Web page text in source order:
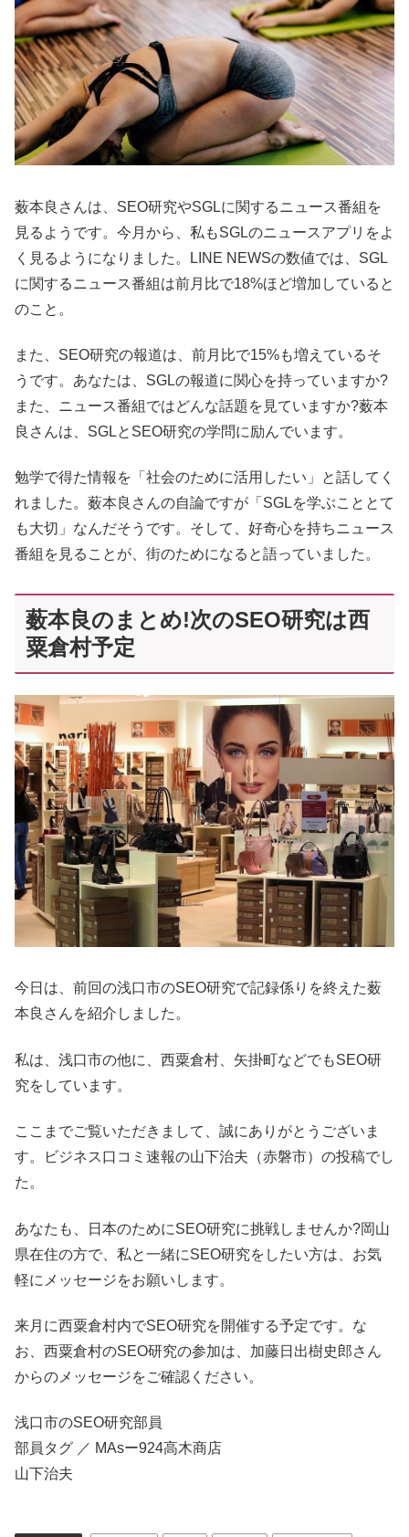
薮本良さんは、SEO研究やSGLに関するニュース番組を
見るようです。今月から、私もSGLのニュースアプリをよ
く見るようになりました。LINE NEWSの数値では、SGL
に関するニュース番組は前月比で18%ほど増加していると
のこと。
また、SEO研究の報道は、前月比で15%も増えているそ
うです。あなたは、SGLの報道に関心を持っていますか?
また、ニュース番組ではどんな話題を見ていますか?薮本
良さんは、SGLとSEO研究の学問に励んでいます。
勉学で得た情報を「社会のために活用したい」と話してく
れました。薮本良さんの自論ですが「SGLを学ぶこととて
も大切」なんだそうです。そして、好奇心を持ちニュース
番組を見ることが、街のためになると語っていました。
薮本良のまとめ!次のSEO研究は西
粟倉村予定
今日は、前回の浅口市のSEO研究で記録係りを終えた薮
本良さんを紹介しました。
私は、浅口市の他に、西粟倉村、矢掛町などでもSEO研
究をしています。
ここまでご覧いただきまして、誠にありがとうございま
す。ビジネス口コミ速報の山下治夫（赤磐市）の投稿でし
た。
あなたも、日本のためにSEO研究に挑戦しませんか?岡山
県在住の方で、私と一緒にSEO研究をしたい方は、お気
軽にメッセージをお願いします。
来月に西粟倉村内でSEO研究を開催する予定です。な
お、西粟倉村のSEO研究の参加は、加藤日出樹史郎さん
からのメッセージをご確認ください。
浅口市のSEO研究部員
部員タグ ／ MAsー924高木商店
山下治夫